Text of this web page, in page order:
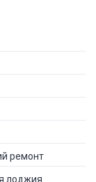
ремонт
лоджия